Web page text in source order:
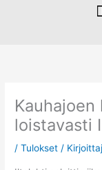
loistavasti
/Tulokset /